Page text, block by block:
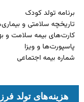
برنامه تولد کودک
تاریخچه سلامتی و بیماری‌‎ها (اگر آن را دریافت کرده‌اید)
کارت‌های بیمه سلامت و
پاسپورت‌ها و ویزا
شماره بیمه اجتماعی
هزینه‌های تولد